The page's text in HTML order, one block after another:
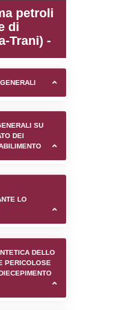
`userlevelid`,
api
nel
- INFORMAZIONI